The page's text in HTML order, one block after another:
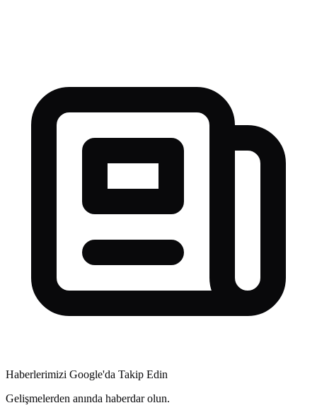
Haberlerimizi Google'da Takip Edin
Gelişmelerden anında haberdar olun.